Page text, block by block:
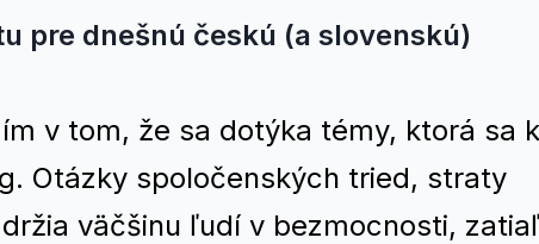
pre dnešnú českú (a slovenskú)
v tom, že sa dotýka témy, ktorá sa k
Otázky spoločenských tried, straty
väčšinu ľudí v bezmocnosti, zatiaľ